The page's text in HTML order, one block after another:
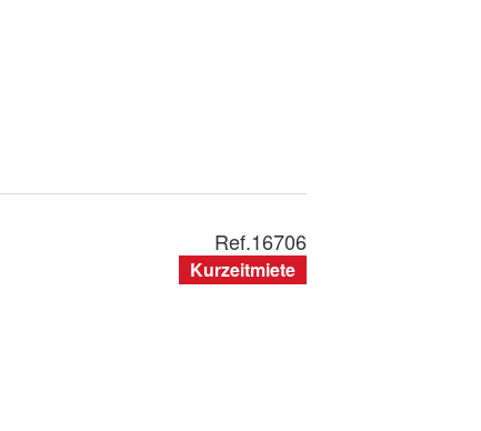
Ref.16706
Kurzeitmiete